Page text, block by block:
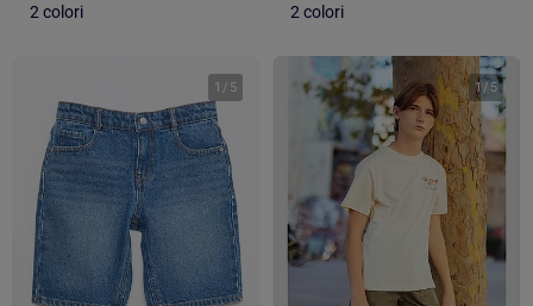
2 colori 2 colori
1 / 5 1 / 5